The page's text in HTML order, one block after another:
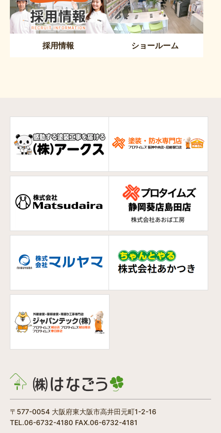
採用情報 ショールーム
〒577-0054 大阪府東大阪市高井田元町1-2-16
TEL.06-6732-4180 FAX.06-6732-4181